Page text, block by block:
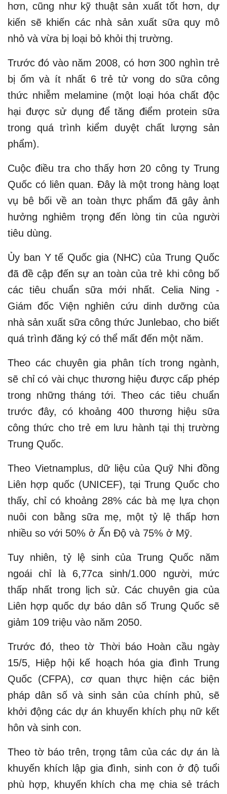
hơn, cũng như kỹ thuật sản xuất tốt hơn, dự
kiến sẽ khiến các nhà sản xuất sữa quy mô
nhỏ và vừa bị loại bỏ khỏi thị trường.
Trước đó vào năm 2008, có hơn 300 nghìn trẻ
bị ốm và ít nhất 6 trẻ tử vong do sữa công
thức nhiễm melamine (một loại hóa chất độc
hại được sử dụng để tăng điểm protein sữa
trong quá trình kiểm duyệt chất lượng sản
phẩm).
Cuộc điều tra cho thấy hơn 20 công ty Trung
Quốc có liên quan. Đây là một trong hàng loạt
vụ bê bối về an toàn thực phẩm đã gây ảnh
hưởng nghiêm trọng đến lòng tin của người
tiêu dùng.
Ủy ban Y tế Quốc gia (NHC) của Trung Quốc
đã đề cập đến sự an toàn của trẻ khi công bố
các tiêu chuẩn sữa mới nhất. Celia Ning -
Giám đốc Viện nghiên cứu dinh dưỡng của
nhà sản xuất sữa công thức Junlebao, cho biết
quá trình đăng ký có thể mất đến một năm.
Theo các chuyên gia phân tích trong ngành,
sẽ chỉ có vài chục thương hiệu được cấp phép
trong những tháng tới. Theo các tiêu chuẩn
trước đây, có khoảng 400 thương hiệu sữa
công thức cho trẻ em lưu hành tại thị trường
Trung Quốc.
Theo Vietnamplus, dữ liệu của Quỹ Nhi đồng
Liên hợp quốc (UNICEF), tại Trung Quốc cho
thấy, chỉ có khoảng 28% các bà mẹ lựa chọn
nuôi con bằng sữa mẹ, một tỷ lệ thấp hơn
nhiều so với 50% ở Ấn Độ và 75% ở Mỹ.
Tuy nhiên, tỷ lệ sinh của Trung Quốc năm
ngoái chỉ là 6,77ca sinh/1.000 người, mức
thấp nhất trong lịch sử. Các chuyên gia của
Liên hợp quốc dự báo dân số Trung Quốc sẽ
giảm 109 triệu vào năm 2050.
Trước đó, theo tờ Thời báo Hoàn cầu ngày
15/5, Hiệp hội kế hoạch hóa gia đình Trung
Quốc (CFPA), cơ quan thực hiện các biện
pháp dân số và sinh sản của chính phủ, sẽ
khởi động các dự án khuyến khích phụ nữ kết
hôn và sinh con.
Theo tờ báo trên, trọng tâm của các dự án là
khuyến khích lập gia đình, sinh con ở độ tuổi
phù hợp, khuyến khích cha mẹ chia sẻ trách